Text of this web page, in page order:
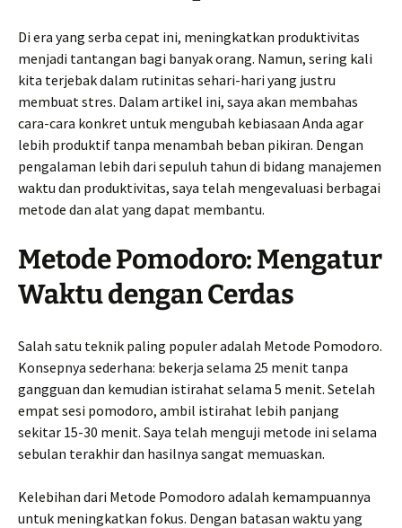
Di era yang serba cepat ini, meningkatkan produktivitas
menjadi tantangan bagi banyak orang. Namun, sering kali
kita terjebak dalam rutinitas sehari-hari yang justru
membuat stres. Dalam artikel ini, saya akan membahas
cara-cara konkret untuk mengubah kebiasaan Anda agar
lebih produktif tanpa menambah beban pikiran. Dengan
pengalaman lebih dari sepuluh tahun di bidang manajemen
waktu dan produktivitas, saya telah mengevaluasi berbagai
metode dan alat yang dapat membantu.
Metode Pomodoro: Mengatur
Waktu dengan Cerdas
Salah satu teknik paling populer adalah Metode Pomodoro.
Konsepnya sederhana: bekerja selama 25 menit tanpa
gangguan dan kemudian istirahat selama 5 menit. Setelah
empat sesi pomodoro, ambil istirahat lebih panjang
sekitar 15-30 menit. Saya telah menguji metode ini selama
sebulan terakhir dan hasilnya sangat memuaskan.
Kelebihan dari Metode Pomodoro adalah kemampuannya
untuk meningkatkan fokus. Dengan batasan waktu yang